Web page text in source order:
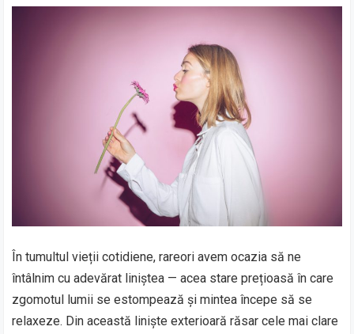
În tumultul vieții cotidiene, rareori avem ocazia să ne
întâlnim cu adevărat liniștea — acea stare prețioasă în care
zgomotul lumii se estompează și mintea începe să se
relaxeze. Din această liniște exterioară răsar cele mai clare